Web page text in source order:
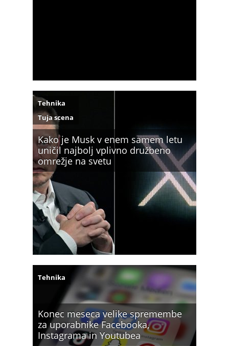
Kako je Musk v enem samem letu
uničil najbolj vplivno družbeno
omrežje na svetu
Tehnika
Tuja scena
Konec meseca velike spremembe
za uporabnike Facebooka,
Instagrama in Youtubea
Tehnika